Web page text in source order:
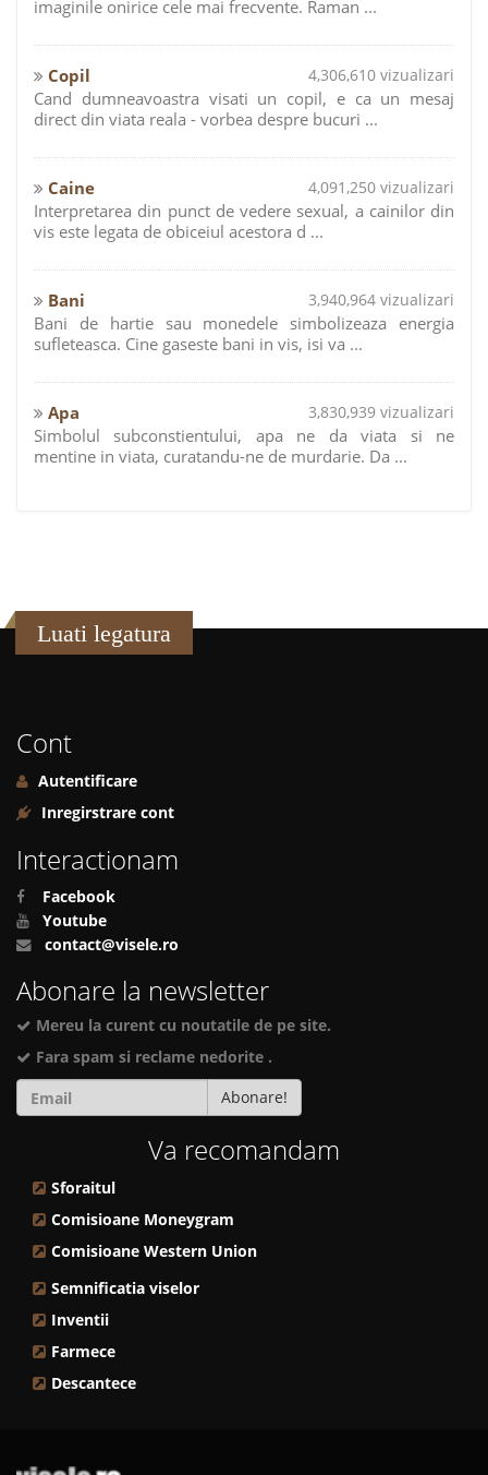
imaginile onirice cele mai frecvente. Raman ...
Copil 4,306,610 vizualizari
Cand dumneavoastra visati un copil, e ca un mesaj
direct din viata reala - vorbea despre bucuri ...
Caine 4,091,250 vizualizari
Interpretarea din punct de vedere sexual, a cainilor din
vis este legata de obiceiul acestora d ...
Bani 3,940,964 vizualizari
Bani de hartie sau monedele simbolizeaza energia
sufleteasca. Cine gaseste bani in vis, isi va ...
Apa 3,830,939 vizualizari
Simbolul subconstientului, apa ne da viata si ne
mentine in viata, curatandu-ne de murdarie. Da ...
Luati legatura
Cont
Autentificare
Inregirstrare cont
Interactionam
Facebook
Youtube
contact@visele.ro
Abonare la newsletter
Mereu la curent cu noutatile de pe site.
Fara spam si reclame nedorite .
Abonare!
Va recomandam
Sforaitul
Comisioane Moneygram
Comisioane Western Union
Semnificatia viselor
Inventii
Farmece
Descantece